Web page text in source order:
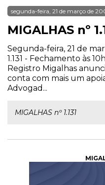
segunda-feira, 21 de março de
MIGALHAS nº
Segunda-feira, 21 de
1.131 -
Registro Migalhas
conta com mais um
Advogad...
MIGALHAS nº 1.131